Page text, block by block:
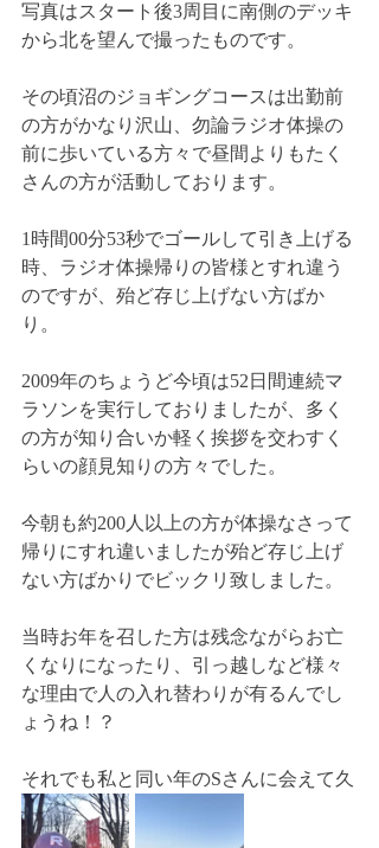
写真はスタート後3周目に南側のデッキ
から北を望んで撮ったものです。
その頃沼のジョギングコースは出勤前
の方がかなり沢山、勿論ラジオ体操の
前に歩いている方々で昼間よりもたく
さんの方が活動しております。
1時間00分53秒でゴールして引き上げる
時、ラジオ体操帰りの皆様とすれ違う
のですが、殆ど存じ上げない方ばか
り。
2009年のちょうど今頃は52日間連続マ
ラソンを実行しておりましたが、多く
の方が知り合いか軽く挨拶を交わすく
らいの顔見知りの方々でした。
今朝も約200人以上の方が体操なさって
帰りにすれ違いましたが殆ど存じ上げ
ない方ばかりでビックリ致しました。
当時お年を召した方は残念ながらお亡
くなりになったり、引っ越しなど様々
な理由で人の入れ替わりが有るんでし
ょうね！？
それでも私と同い年のSさんに会えて久